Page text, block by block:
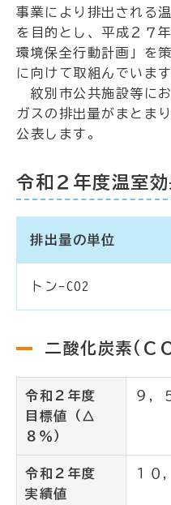
事業により排出される
を目的とし、平成２７
環境保全行動計画」を
に向けて取組んでいます
紋別市公共施設等に
ガスの排出量がまとま
公表します。
令和２年度温室
排出量の単位
トン-CO2
二酸化炭素(Ｃ
令和２年度
目標値（△
８％）
９，
令和２年度
実績値
１０